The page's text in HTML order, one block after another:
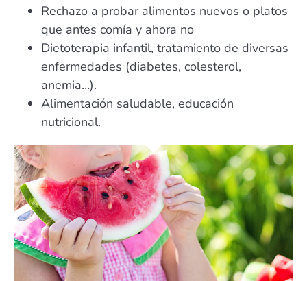
Rechazo a probar alimentos nuevos o platos
que antes comía y ahora no
Dietoterapia infantil, tratamiento de diversas
enfermedades (diabetes, colesterol,
anemia…).
Alimentación saludable, educación
nutricional.